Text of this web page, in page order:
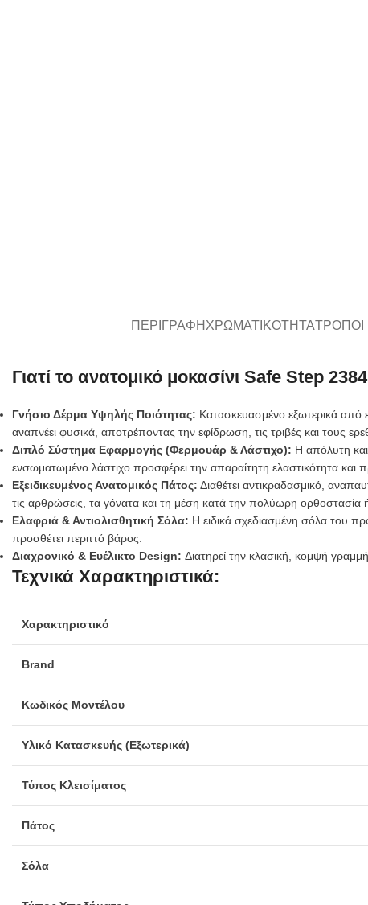
ΠΕΡΙΓΡΑΦΉ ΧΡΩΜΑΤΙΚΌΤΗΤΑ
Γιατί το ανατομικό μοκασίνι Safe Step
Γνήσιο Δέρμα Υψηλής Ποιότητας: Κατασκευασμένο εξωτερικά από
αναπνέει φυσικά, αποτρέποντας την εφίδρωση, τις τριβές και τους
Διπλό Σύστημα Εφαρμογής (Φερμουάρ & Λάστιχο): Η απόλυτη
ενσωματωμένο λάστιχο προσφέρει την απαραίτητη ελαστικότητα
Εξειδικευμένος Ανατομικός Πάτος: Διαθέτει αντικραδασμικό,
τις αρθρώσεις, τα γόνατα και τη μέση κατά την πολύωρη ορθοστασία
Ελαφριά & Αντιολισθητική Σόλα: Η ειδικά σχεδιασμένη σόλα του
προσθέτει περιττό βάρος.
Διαχρονικό & Ευέλικτο Design: Διατηρεί την κλασική, κομψή
Τεχνικά Χαρακτηριστικά:
Χαρακτηριστικό
Brand
Κωδικός Μοντέλου
Υλικό Κατασκευής (Εξωτερικά)
Τύπος Κλεισίματος
Πάτος
Σόλα